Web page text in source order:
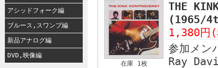
アシッドフォーク編
ブルース,スワンプ編
新品アナログ編
DVD,映像編
在庫 1枚
THE
(1965/
1,380円
参加メン
Ray